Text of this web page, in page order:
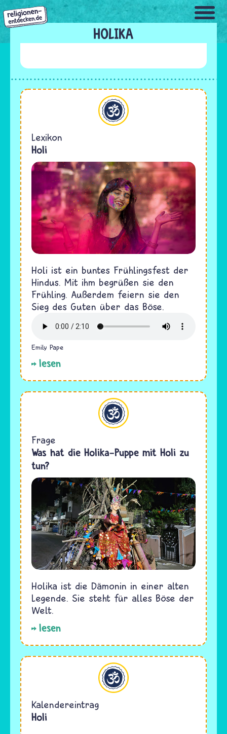
Direkt
zum
Inhalt
HOLIKA
Hinduismus
Lexikon
Holi
Holi ist ein buntes Frühlingsfest der
Hindus. Mit ihm begrüßen sie den
Frühling. Außerdem feiern sie den
Sieg des Guten über das Böse.
Emily Pape
lesen
Hinduismus
Frage
Was hat die Holika-Puppe mit Holi zu
tun?
Holika ist die Dämonin in einer alten
Legende. Sie steht für alles Böse der
Welt.
lesen
Hinduismus
Kalendereintrag
Holi